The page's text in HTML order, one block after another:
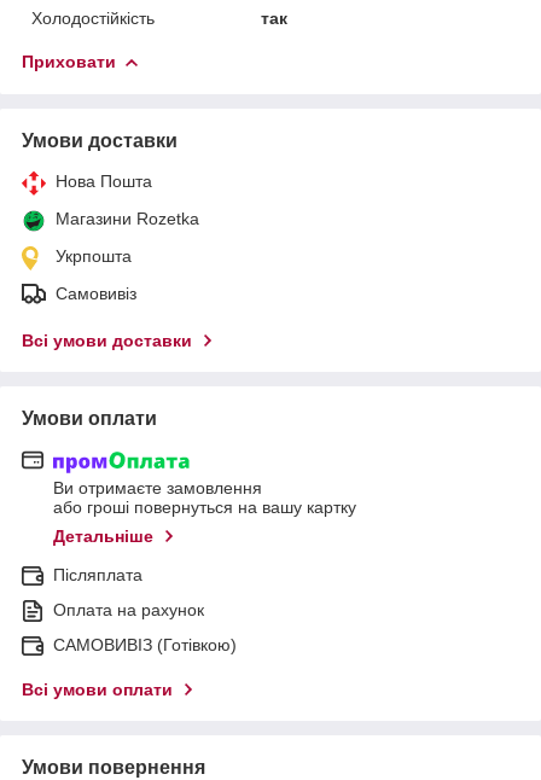
Холодостійкість так
Приховати
Умови доставки
Нова Пошта
Магазини Rozetka
Укрпошта
Самовивіз
Всі умови доставки
Умови оплати
Ви отримаєте замовлення
або гроші повернуться на вашу картку
Детальніше
Післяплата
Оплата на рахунок
САМОВИВІЗ (Готівкою)
Всі умови оплати
Умови повернення